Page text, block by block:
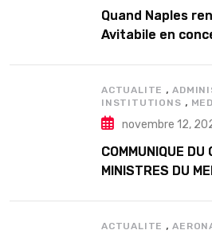
Quand Naples
Avitabile en
ACTUALITE ,
INSTITUTIONS ,
novembre 12,
COMMUNIQUE DU
MINISTRES DU
ACTUALITE ,